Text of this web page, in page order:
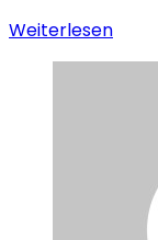
Weiterlesen